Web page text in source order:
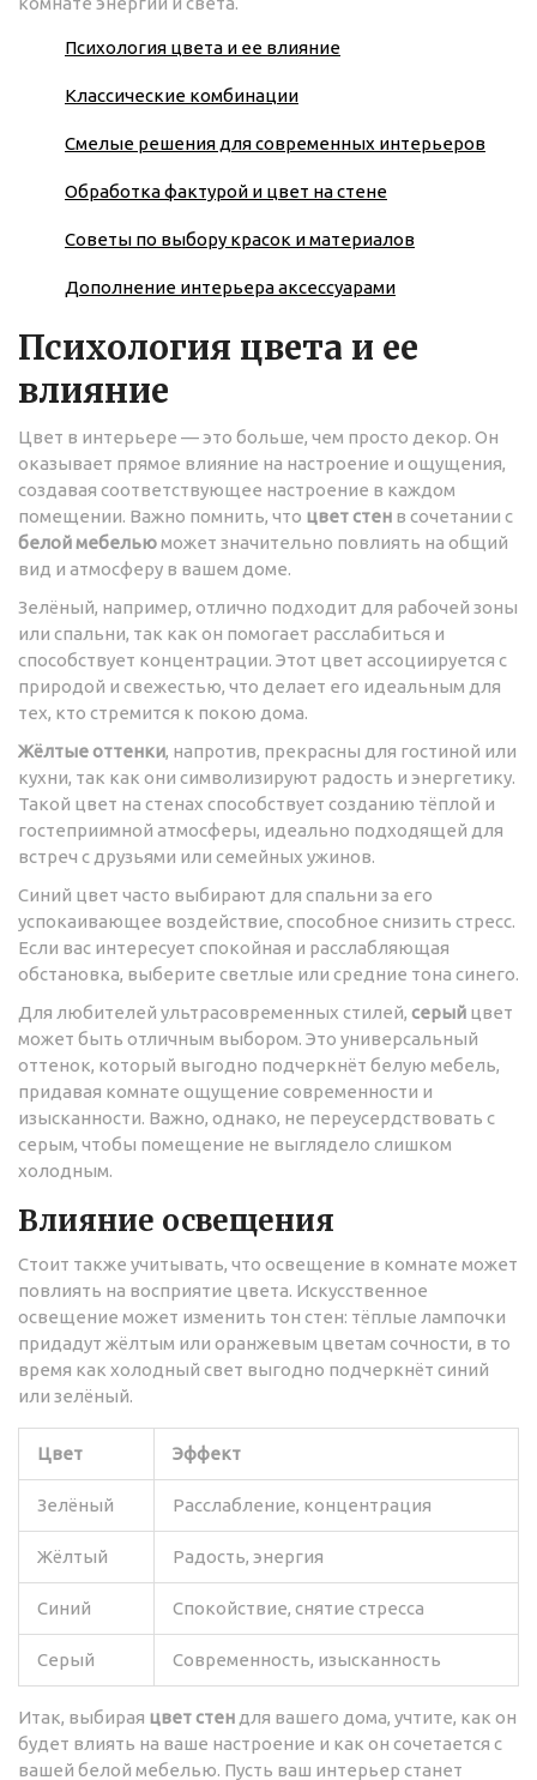
Психология цвета и ее влияние
Классические комбинации
Смелые решения для современных интерьеров
Обработка фактурой и цвет на стене
Советы по выбору красок и материалов
Дополнение интерьера аксессуарами
Психология цвета и ее
влияние
Цвет в интерьере — это больше, чем просто декор. Он
оказывает прямое влияние на настроение и ощущения,
создавая соответствующее настроение в каждом
помещении. Важно помнить, что цвет стен в сочетании с
белой мебельюможет значительно повлиять на общий
вид и атмосферу в вашем доме.
Зелёный, например, отлично подходит для рабочей зоны
или спальни, так как он помогает расслабиться и
способствует концентрации. Этот цвет ассоциируется с
природой и свежестью, что делает его идеальным для
тех, кто стремится к покою дома.
Жёлтые оттенки, напротив, прекрасны для гостиной или
кухни, так как они символизируют радость и энергетику.
Такой цвет на стенах способствует созданию тёплой и
гостеприимной атмосферы, идеально подходящей для
встреч с друзьями или семейных ужинов.
Синий цвет часто выбирают для спальни за его
успокаивающее воздействие, способное снизить стресс.
Если вас интересует спокойная и расслабляющая
обстановка, выберите светлые или средние тона синего.
Для любителей ультрасовременных стилей, серый цвет
может быть отличным выбором. Это универсальный
оттенок, который выгодно подчеркнёт белую мебель,
придавая комнате ощущение современности и
изысканности. Важно, однако, не переусердствовать с
серым, чтобы помещение не выглядело слишком
холодным.
Влияние освещения
Стоит также учитывать, что освещение в комнате может
повлиять на восприятие цвета. Искусственное
освещение может изменить тон стен: тёплые лампочки
придадут жёлтым или оранжевым цветам сочности, в то
время как холодный свет выгодно подчеркнёт синий
или зелёный.
Цвет Эффект
Зелёный Расслабление, концентрация
Жёлтый Радость, энергия
Синий Спокойствие, снятие стресса
Серый Современность, изысканность
Итак, выбирая цвет стен для вашего дома, учтите, как он
будет влиять на ваше настроение и как он сочетается с
вашей белой мебелью. Пусть ваш интерьер станет